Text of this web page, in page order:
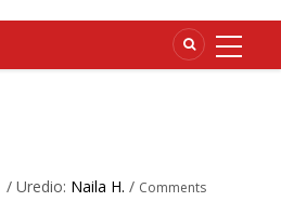
/ Uredio: Naila H. / Comments